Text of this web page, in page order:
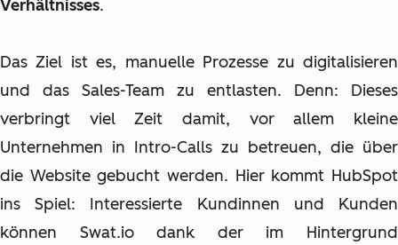
Verhältnisses.
Das Ziel ist es, manuelle Prozesse zu digitalisieren
und das Sales-Team zu entlasten. Denn: Dieses
verbringt viel Zeit damit, vor allem kleine
Unternehmen in Intro-Calls zu betreuen, die über
die Website gebucht werden. Hier kommt HubSpot
ins Spiel: Interessierte Kundinnen und Kunden
können Swat.io dank der im Hintergrund